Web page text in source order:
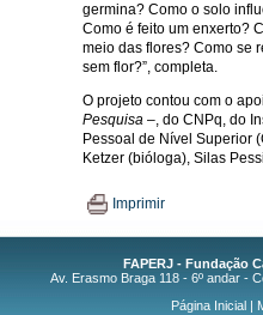
germina? Como o solo
Como é feito um enxerto?
meio das flores? Como se
sem flor?”, completa.
O projeto contou com o
Pesquisa –, do CNPq, do
Pessoal de Nível Superior
Ketzer (bióloga), Silas
Imprimir
FAPERJ - Fundação
Av. Erasmo Braga 118 - 6º andar -
Página Inicial|